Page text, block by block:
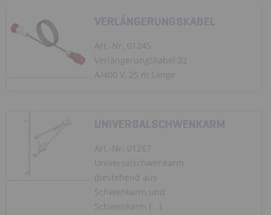
VERLÄNGERUNGSKABEL
Art.-Nr. 01245
Verlängerungskabel 32
A/400 V, 25 m Länge
UNIVERSALSCHWENKARM
Art.-Nr. 01267
Universalschwenkarm
(bestehend aus
Schwenkarm und
Schwenkarm [...]